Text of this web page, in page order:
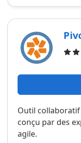
Avis
Outil
conçu par des
agile.